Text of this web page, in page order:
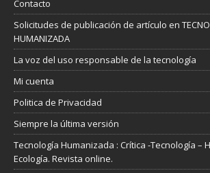
Contacto
Solicitudes de publicación de artículo en
HUMANIZADA
La voz del uso responsable de la tecnología
Mi cuenta
Politica de Privacidad
Siempre la última versión
Tecnología Humanizada : Crítica -Tecnología –
Ecología. Revista online.